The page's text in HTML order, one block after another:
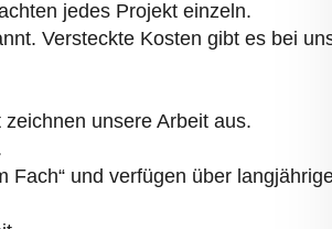
Versteckte Kosten gibt es bei uns
unsere Arbeit aus.
und verfügen über langjährige